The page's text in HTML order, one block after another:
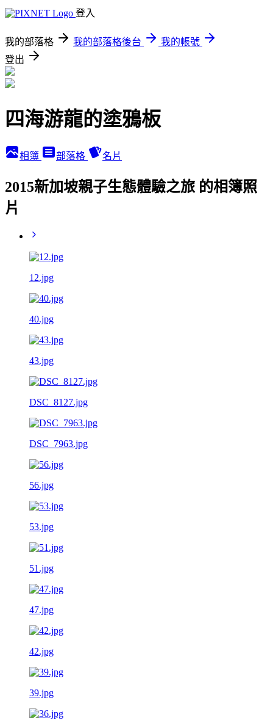
登入
我的部落格 我的部落格後台
我的帳號
登出
四海游龍的塗鴉板
相簿 部落格 名片
2015新加坡親子生態體驗之旅 的相簿照
片
12.jpg
40.jpg
43.jpg
DSC_8127.jpg
DSC_7963.jpg
56.jpg
53.jpg
51.jpg
47.jpg
42.jpg
39.jpg